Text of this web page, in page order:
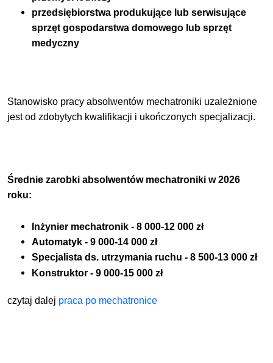
przedsiębiorstwa produkujące lub serwisujące
sprzęt gospodarstwa domowego lub sprzęt
medyczny
Stanowisko pracy absolwentów mechatroniki uzależnione
jest od zdobytych kwalifikacji i ukończonych specjalizacji.
Średnie zarobki absolwentów mechatroniki w 2026
roku:
Inżynier mechatronik - 8 000-12 000 zł
Automatyk - 9 000-14 000 zł
Specjalista ds. utrzymania ruchu - 8 500-13 000 zł
Konstruktor - 9 000-15 000 zł
czytaj dalej praca po mechatronice